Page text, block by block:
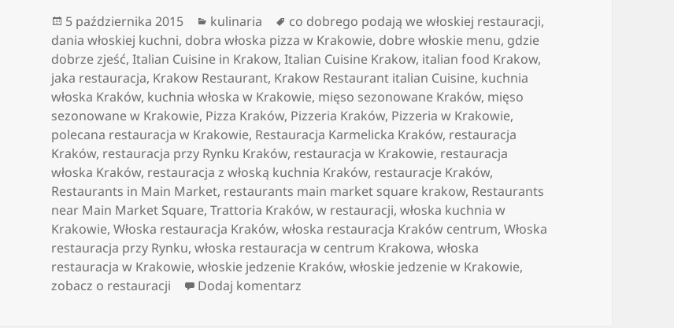
Data
publikacji
5 października 2015 Kategorie
kulinaria Tagi
co dobrego podają we włoskiej restauracji,
dania włoskiej kuchni, dobra włoska pizza w Krakowie, dobre włoskie menu, gdzie
dobrze zjeść,Italian Cuisine in Krakow,Italian Cuisine Krakow, italian food Krakow,
jaka restauracja, Krakow Restaurant, Krakow Restaurant italian Cuisine, kuchnia
włoska Kraków, kuchnia włoska w Krakowie, mięso sezonowane Kraków, mięso
sezonowane w Krakowie, Pizza Kraków, Pizzeria Kraków, Pizzeria w Krakowie,
polecana restauracja w Krakowie, Restauracja Karmelicka Kraków, restauracja
Kraków, restauracja przy Rynku Kraków, restauracja w Krakowie, restauracja
włoska Kraków, restauracja z włoską kuchnia Kraków, restauracje Kraków,
Restaurants in Main Market, restaurants main market square krakow, Restaurants
near Main Market Square,Trattoria Kraków,w restauracji,włoska kuchnia w
Krakowie,Włoska restauracja Kraków,włoska restauracja Kraków centrum,Włoska
restauracja przy Rynku,włoska restauracja w centrum Krakowa,włoska
restauracja w Krakowie,włoskie jedzenie Kraków,włoskie jedzenie w Krakowie,
zobacz o restauracji
Dodaj komentarz